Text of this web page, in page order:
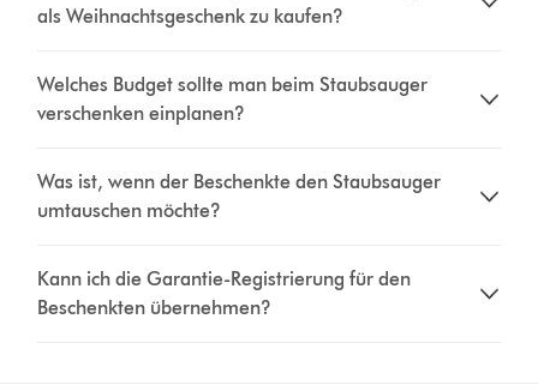
als Weihnachtsgeschenk zu kaufen?
Welches Budget sollte man beim Staubsauger
verschenken einplanen?
Was ist, wenn der Beschenkte den Staubsauger
umtauschen möchte?
Kann ich die Garantie-Registrierung für den
Beschenkten übernehmen?